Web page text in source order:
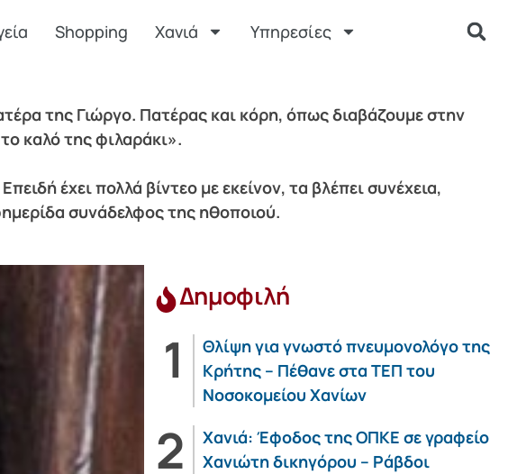
Shopping Χανιά Υπηρεσίες
της Γιώργο. Πατέρας και κόρη, όπως διαβάζουμε στην
καλό της φιλαράκι».
έχει πολλά βίντεο με εκείνον, τα βλέπει συνέχεια,
συνάδελφος της ηθοποιού.
Δημοφιλή
Θλίψη για γνωστό πνευμονολόγο της
Κρήτης – Πέθανε στα ΤΕΠ του
Νοσοκομείου Χανίων
Χανιά: Έφοδος της ΟΠΚΕ σε γραφείο
Χανιώτη δικηγόρου – Ράβδοι